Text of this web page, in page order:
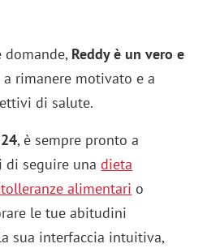
domande, Reddy è un vero e
rimanere motivato e a
di salute.
, è sempre pronto a
di seguire unadieta
alimentari o
le tue abitudini
sua interfaccia intuitiva,